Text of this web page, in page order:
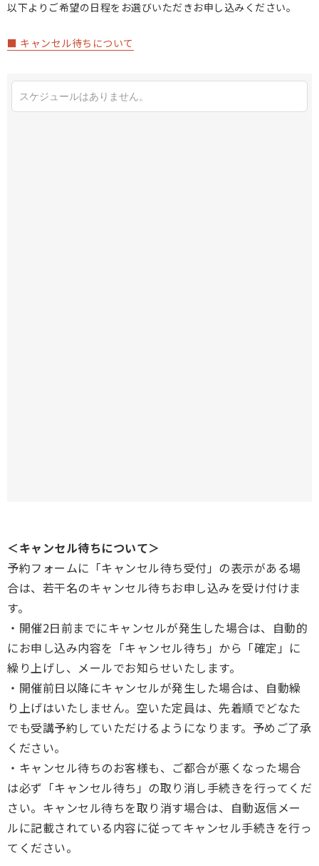
以下よりご希望の日程をお選びいただきお申し込みください。
■ キャンセル待ちについて
＜キャンセル待ちについて＞
予約フォームに「キャンセル待ち受付」の表示がある場
合は、若干名のキャンセル待ちお申し込みを受け付けま
す。
・開催2日前までにキャンセルが発生した場合は、自動的
にお申し込み内容を「キャンセル待ち」から「確定」に
繰り上げし、メールでお知らせいたします。
・開催前日以降にキャンセルが発生した場合は、自動繰
り上げはいたしません。空いた定員は、先着順でどなた
でも受講予約していただけるようになります。予めご了承
ください。
・キャンセル待ちのお客様も、ご都合が悪くなった場合
は必ず「キャンセル待ち」の取り消し手続きを行ってくだ
さい。キャンセル待ちを取り消す場合は、自動返信メー
ルに記載されている内容に従ってキャンセル手続きを行っ
てください。